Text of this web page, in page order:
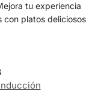
tu experiencia
con platos deliciosos